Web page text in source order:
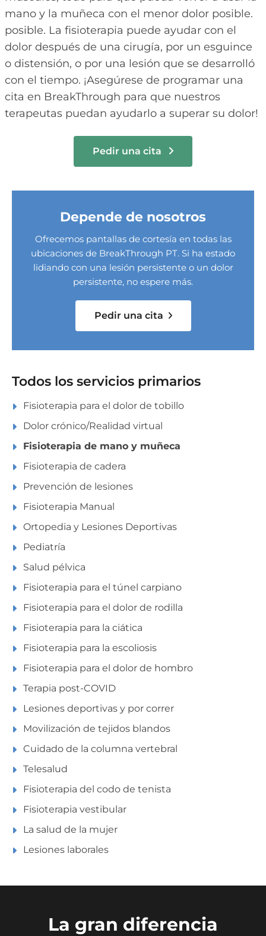
mano y la muñeca con el menor dolor posible.
posible. La fisioterapia puede ayudar con el
dolor después de una cirugía, por un esguince
o distensión, o por una lesión que se desarrolló
con el tiempo. ¡Asegúrese de programar una
cita en BreakThrough para que nuestros
terapeutas puedan ayudarlo a superar su dolor!
Pedir una cita
Depende de nosotros
Ofrecemos pantallas de cortesía en todas las
ubicaciones de BreakThrough PT. Si ha estado
lidiando con una lesión persistente o un dolor
persistente, no espere más.
Pedir una cita
Todos los servicios primarios
Fisioterapia para el dolor de tobillo
Dolor crónico/Realidad virtual
Fisioterapia de mano y muñeca
Fisioterapia de cadera
Prevención de lesiones
Fisioterapia Manual
Ortopedia y Lesiones Deportivas
Pediatría
Salud pélvica
Fisioterapia para el túnel carpiano
Fisioterapia para el dolor de rodilla
Fisioterapia para la ciática
Fisioterapia para la escoliosis
Fisioterapia para el dolor de hombro
Terapia post-COVID
Lesiones deportivas y por correr
Movilización de tejidos blandos
Cuidado de la columna vertebral
Telesalud
Fisioterapia del codo de tenista
Fisioterapia vestibular
La salud de la mujer
Lesiones laborales
La gran diferencia